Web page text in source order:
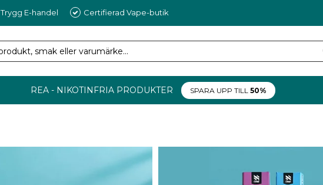
Trygg E-handel Certifierad Vape-butik
REA - NIKOTINFRIA PRODUKTER SPARA UPP TILL 50%